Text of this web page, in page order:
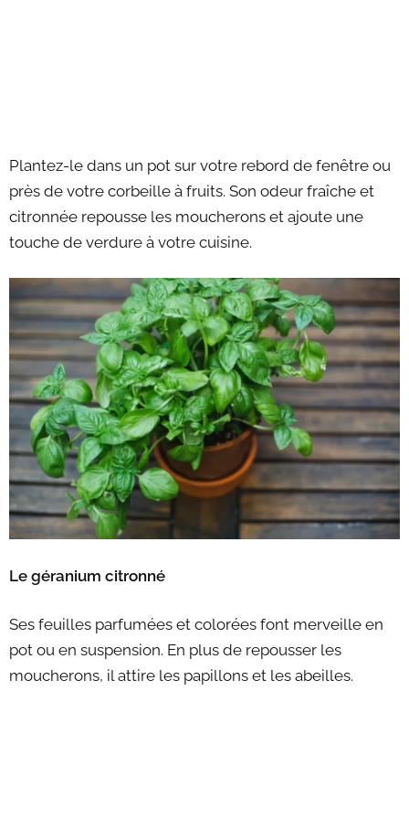
Plantez-le dans un pot sur votre rebord de fenêtre ou
près de votre corbeille à fruits. Son odeur fraîche et
citronnée repousse les moucherons et ajoute une
touche de verdure à votre cuisine.
Le géranium citronné
Ses feuilles parfumées et colorées font merveille en
pot ou en suspension. En plus de repousser les
moucherons, il attire les papillons et les abeilles.